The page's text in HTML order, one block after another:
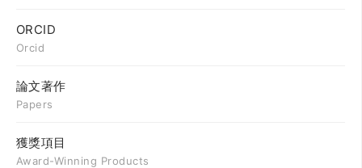
ORCID
Orcid
論文著作
Papers
獲獎項目
Award-Winning Products